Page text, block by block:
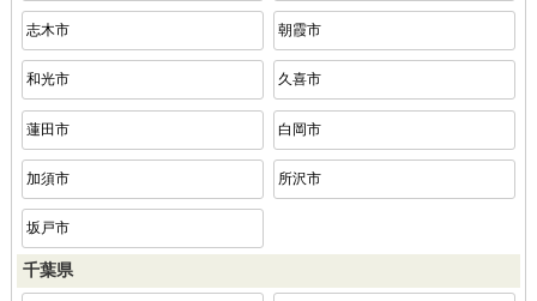
志木市 朝霞市
和光市 久喜市
蓮田市 白岡市
加須市 所沢市
坂戸市
千葉県